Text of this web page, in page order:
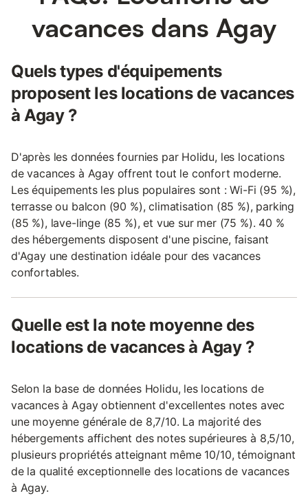
vacances dans Agay
Quels types d'équipements
proposent les locations de vacances
à Agay ?
D'après les données fournies par Holidu, les locations
de vacances à Agay offrent tout le confort moderne.
Les équipements les plus populaires sont : Wi-Fi (95 %),
terrasse ou balcon (90 %), climatisation (85 %), parking
(85 %), lave-linge (85 %), et vue sur mer (75 %). 40 %
des hébergements disposent d'une piscine, faisant
d'Agay une destination idéale pour des vacances
confortables.
Quelle est la note moyenne des
locations de vacances à Agay ?
Selon la base de données Holidu, les locations de
vacances à Agay obtiennent d'excellentes notes avec
une moyenne générale de 8,7/10. La majorité des
hébergements affichent des notes supérieures à 8,5/10,
plusieurs propriétés atteignant même 10/10, témoignant
de la qualité exceptionnelle des locations de vacances
à Agay.